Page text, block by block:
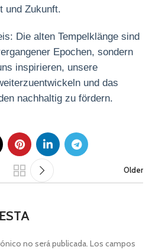
und Zukunft.
Die alten Tempelklänge sind
Epochen, sondern
inspirieren, unsere
und das
nachhaltig zu fördern.
Older
no será publicada. Los campos